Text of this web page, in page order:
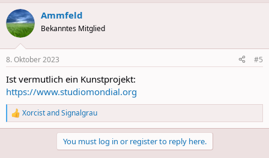
a
c
t
i
s
Ammfeld
Bekanntes Mitglied
8. Oktober 2023 #5
Ist vermutlich ein Kunstprojekt:
https://www.studiomondial.org
R
e
XorcistandSignalgrau
You must log in or register to reply here.